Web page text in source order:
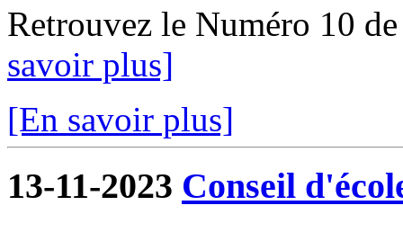
Retrouvez le Numéro 10
savoir plus]
[En savoir plus]
13-11-2023 Conseil